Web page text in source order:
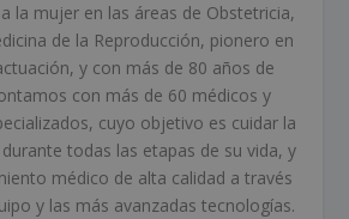
la mujer en las áreas de Obstetricia,
de la Reproducción, pionero en
y con más de 80 años de
con más de 60 médicos y
cuyo objetivo es cuidar la
todas las etapas de su vida, y
médico de alta calidad a través
y las más avanzadas tecnologías.